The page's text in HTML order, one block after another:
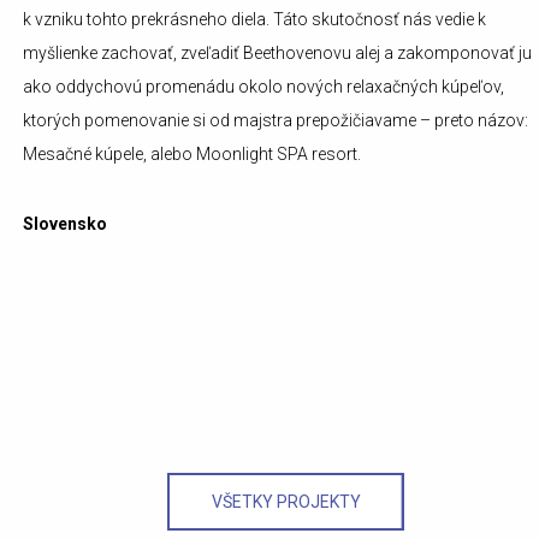
k vzniku tohto prekrásneho diela. Táto skutočnosť nás vedie k
myšlienke zachovať, zveľadiť Beethovenovu alej a zakomponovať ju
ako oddychovú promenádu okolo nových relaxačných kúpeľov,
ktorých pomenovanie si od majstra prepožičiavame – preto názov:
Mesačné kúpele, alebo Moonlight SPA resort.
Slovensko
VŠETKY PROJEKTY